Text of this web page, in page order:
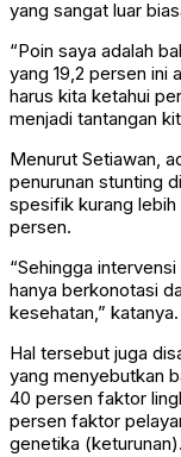
yang sangat luar
“Poin saya adalah
yang 19,2 persen ini
harus kita ketahui
menjadi tantangan
Menurut Setiawan,
penurunan stunting
spesifik kurang
persen.
“Sehingga
hanya berkonotasi
kesehatan,” katanya.
Hal tersebut juga
yang menyebutkan
40 persen faktor
persen faktor
genetika (keturunan).